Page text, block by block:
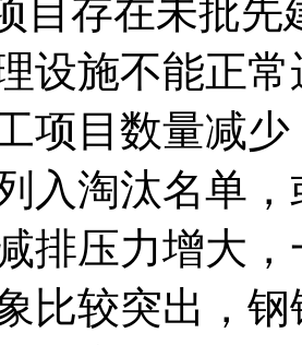
目存在未批
设施不能正
项目数量减
入淘汰名单
排压力增大
比较突出，